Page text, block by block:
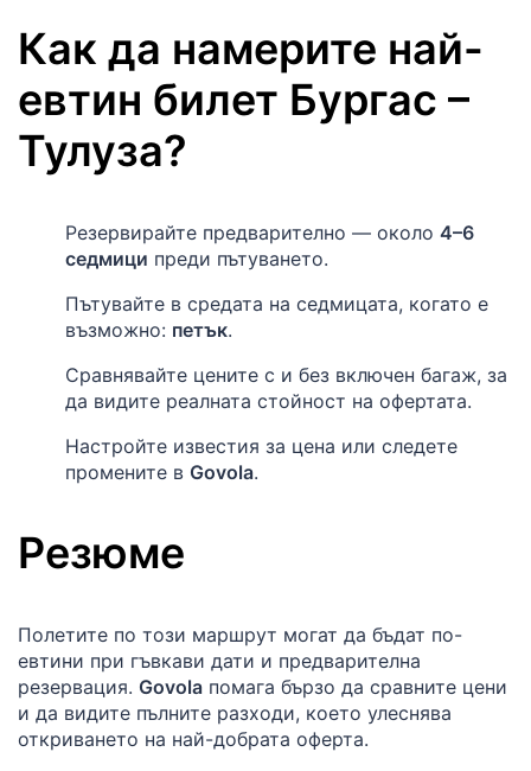
Как да намерите най-
евтин билет Бургас –
Тулуза?
Резервирайте предварително — около 4–6
седмици преди пътуването.
Пътувайте в средата на седмицата, когато е
възможно: петък.
Сравнявайте цените с и без включен багаж, за
да видите реалната стойност на офертата.
Настройте известия за цена или следете
промените в Govola.
Резюме
Полетите по този маршрут могат да бъдат по-
евтини при гъвкави дати и предварителна
резервация. Govola помага бързо да сравните цени
и да видите пълните разходи, което улеснява
откриването на най-добрата оферта.